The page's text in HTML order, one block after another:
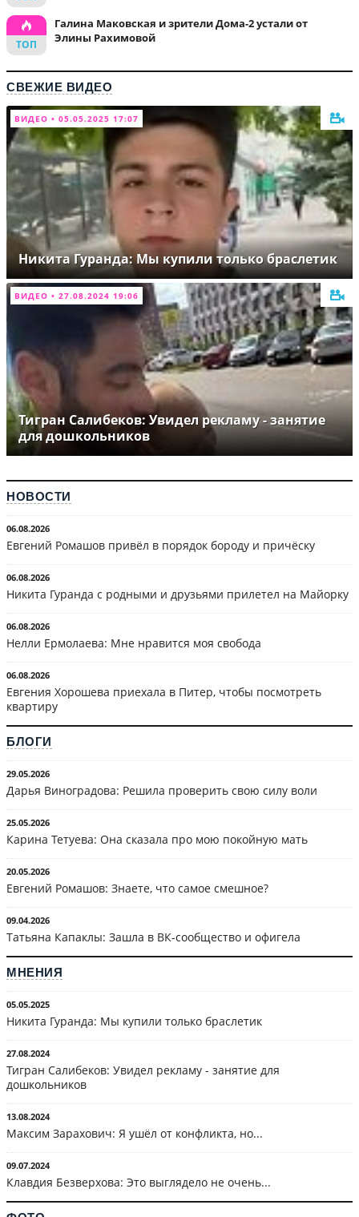
Галина Маковская и зрители Дома-2 устали от
Элины Рахимовой
СВЕЖИЕ ВИДЕО
ВИДЕО • 05.05.2025 17:07
Никита Гуранда: Мы купили только браслетик
ВИДЕО • 27.08.2024 19:06
Тигран Салибеков: Увидел рекламу - занятие
для дошкольников
НОВОСТИ
06.08.2026
Евгений Ромашов привёл в порядок бороду и причёску
06.08.2026
Никита Гуранда с родными и друзьями прилетел на Майорку
06.08.2026
Нелли Ермолаева: Мне нравится моя свобода
06.08.2026
Евгения Хорошева приехала в Питер, чтобы посмотреть
квартиру
БЛОГИ
29.05.2026
Дарья Виноградова: Решила проверить свою силу воли
25.05.2026
Карина Тетуева: Она сказала про мою покойную мать
20.05.2026
Евгений Ромашов: Знаете, что самое смешное?
09.04.2026
Татьяна Капаклы: Зашла в ВК-сообщество и офигела
МНЕНИЯ
05.05.2025
Никита Гуранда: Мы купили только браслетик
27.08.2024
Тигран Салибеков: Увидел рекламу - занятие для
дошкольников
13.08.2024
Максим Зарахович: Я ушёл от конфликта, но...
09.07.2024
Клавдия Безверхова: Это выглядело не очень...